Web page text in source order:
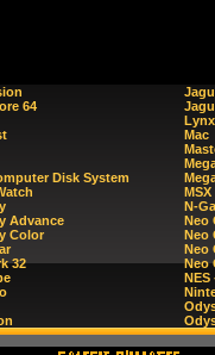
64
Disk System
Advance
Color
32
Lynx
Mac
MSX
N-
Neo
Neo
Neo
Neo
NES